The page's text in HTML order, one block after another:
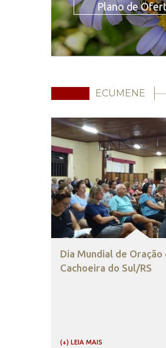
Plano de
ECUMENE
Dia Mundial de Oração
Cachoeira do Sul/RS
(+) LEIA MAIS